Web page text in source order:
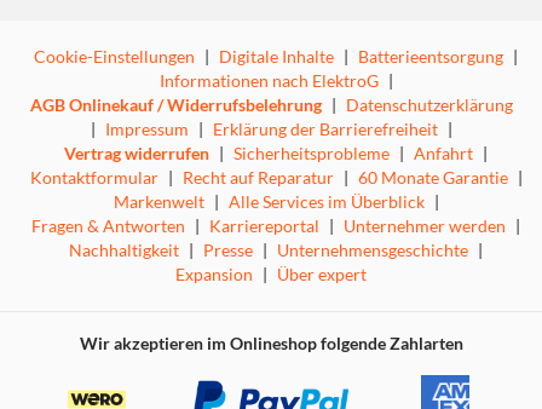
Cookie-Einstellungen | Digitale Inhalte | Batterieentsorgung |
Informationen nach ElektroG |
AGB Onlinekauf / Widerrufsbelehrung | Datenschutzerklärung
| Impressum | Erklärung der Barrierefreiheit |
Vertrag widerrufen | Sicherheitsprobleme | Anfahrt |
Kontaktformular | Recht auf Reparatur | 60 Monate Garantie |
Markenwelt | Alle Services im Überblick |
Fragen & Antworten | Karriereportal | Unternehmer werden |
Nachhaltigkeit | Presse | Unternehmensgeschichte |
Expansion | Über expert
Wir akzeptieren im Onlineshop folgende Zahlarten